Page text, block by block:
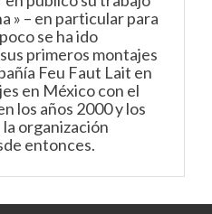
» – en particular para
se ha ido
primeros montajes
Feu Faut Lait en
en México con el
los años 2000 y los
organización
entonces.